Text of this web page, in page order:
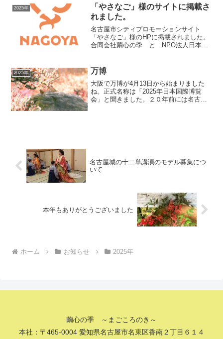
披露する場を設けたい、もっと多くの学
生の皆様に着物、着物の...
2025年
「やさなご」様のサイトに掲載さ
れました。
名古屋市シティプロモーションサイト
「やさなご」様のHPに掲載されました。
合同会社繭心の季 と NPO法人日本和
古屋市の留学生会館様でのイベント等を
きっかけとして認めてい...
2025年 万博
大阪で万博が4月13日から始まりました
ね。正式名称は「2025年日本国際博覧
会」と聞きました。２０年前には名古屋
名古屋城の十二単講演のモデル募集につ
いて
本年もありがとうございました
ホーム お知らせ 2025年
繭心の季 ～まごころのき～
本社：〒465-0004 愛知県名古屋市名東区香南２丁目６１４